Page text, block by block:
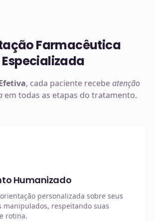
Farmacêutica
Especializada
, cada paciente recebeatenção
em todas as etapas do tratamento.
Humanizado
personalizada sobre seus
manipulados, respeitando suas
rotina.